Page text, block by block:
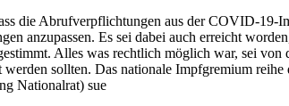
die Abrufverpflichtungen aus der COVID-19-
anzupassen. Es sei dabei auch erreicht
Alles was rechtlich möglich war, sei
sollten. Das nationale Impfgremium
Nationalrat) sue